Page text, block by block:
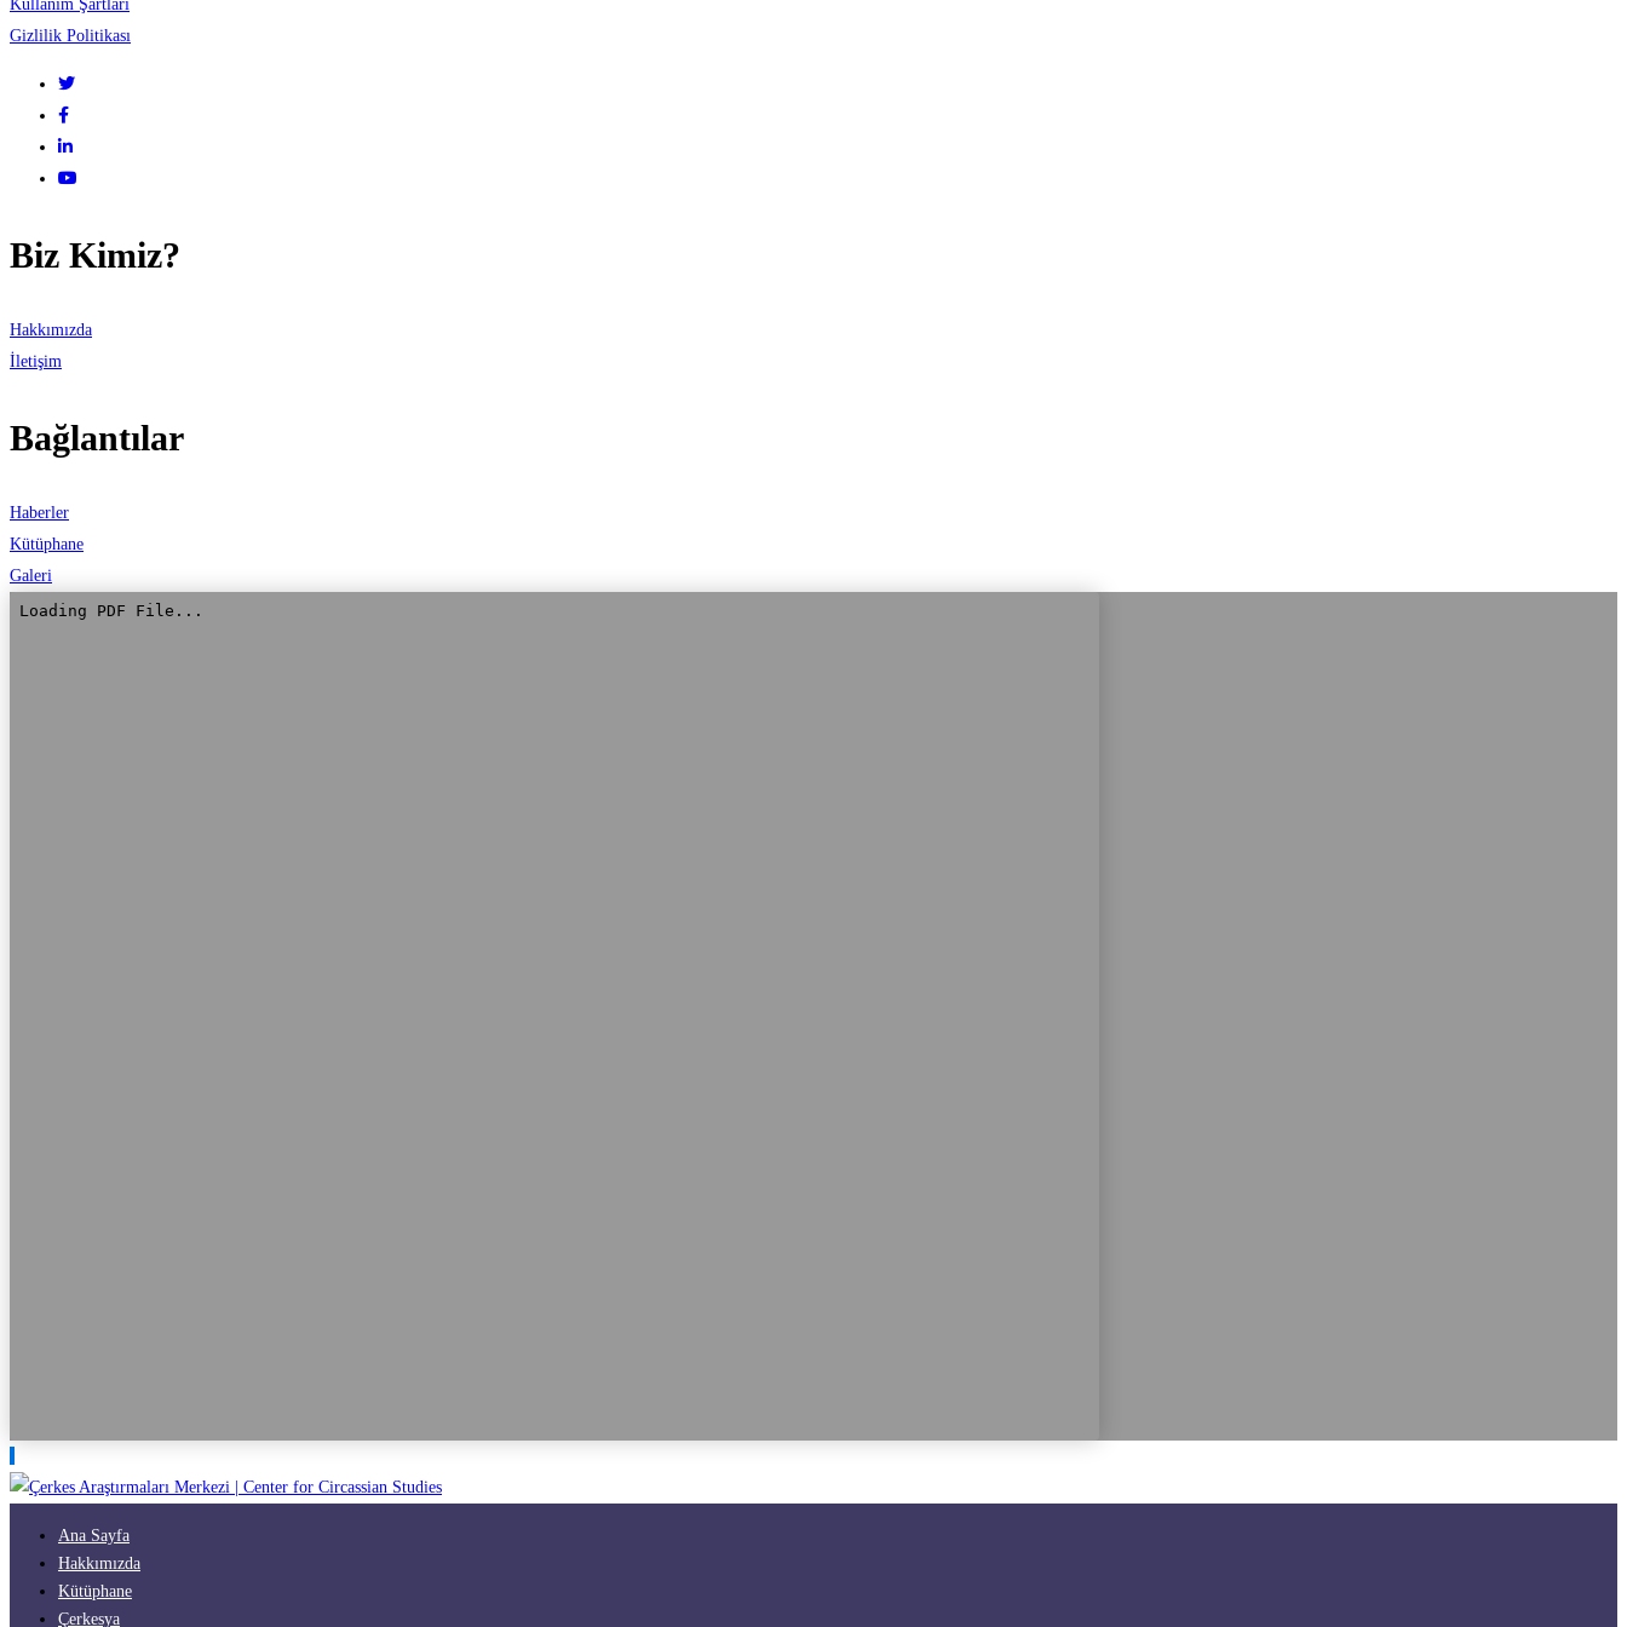
Kullanım Şartları
Gizlilik Politikası
Biz Kimiz?
Hakkımızda
İletişim
Bağlantılar
Haberler
Kütüphane
Galeri
Ana Sayfa
Hakkımızda
Kütüphane
Çerkesya